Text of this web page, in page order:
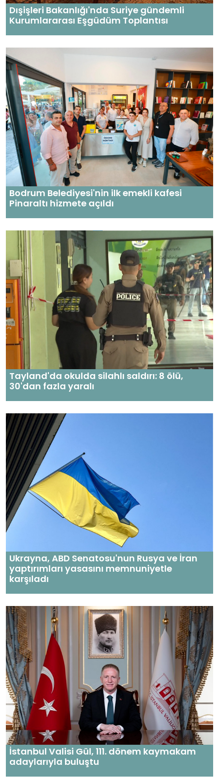
Dışişleri Bakanlığı'nda Suriye gündemli
Kurumlararası Eşgüdüm Toplantısı
Bodrum Belediyesi'nin ilk emekli kafesi
Pinaraltı hizmete açıldı
Tayland'da okulda silahlı saldırı: 8 ölü,
30'dan fazla yaralı
Ukrayna, ABD Senatosu'nun Rusya ve İran
yaptırımları yasasını memnuniyetle
karşıladı
İstanbul Valisi Gül, 111. dönem kaymakam
adaylarıyla buluştu